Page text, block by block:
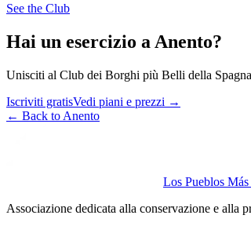
See the Club
Hai un esercizio a Anento?
Unisciti al Club dei Borghi più Belli della
Iscriviti gratisVedi piani e prezzi →
← Back to Anento
Los Pueblos
Associazione dedicata alla conservazione e alla